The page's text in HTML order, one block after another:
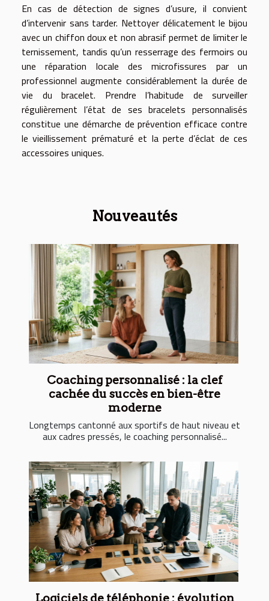
En cas de détection de signes d’usure, il convient
d’intervenir sans tarder. Nettoyer délicatement le bijou
avec un chiffon doux et non abrasif permet de limiter le
ternissement, tandis qu’un resserrage des fermoirs ou
une réparation locale des microfissures par un
professionnel augmente considérablement la durée de
vie du bracelet. Prendre l’habitude de surveiller
régulièrement l’état de ses bracelets personnalisés
constitue une démarche de prévention efficace contre
le vieillissement prématuré et la perte d’éclat de ces
accessoires uniques.
Nouveautés
Coaching personnalisé : la clef
cachée du succès en bien-être
moderne
Longtemps cantonné aux sportifs de haut niveau et
aux cadres pressés, le coaching personnalisé...